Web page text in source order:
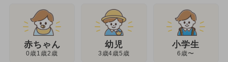
赤ちゃん
0歳1歳2歳
幼児
3歳4歳5歳
小学生
6歳〜